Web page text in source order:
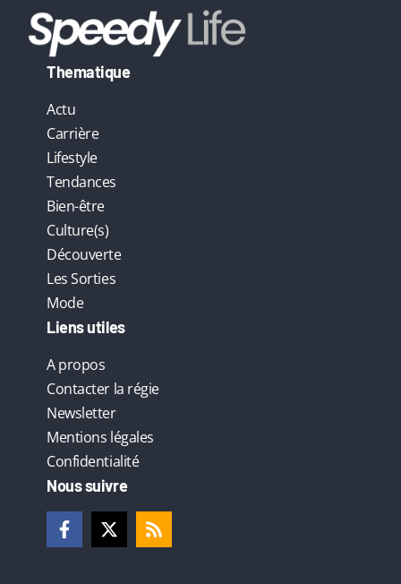
Thematique
Actu
Carrière
Lifestyle
Tendances
Bien-être
Culture(s)
Découverte
Les Sorties
Mode
Liens utiles
A propos
Contacter la régie
Newsletter
Mentions légales
Confidentialité
Nous suivre